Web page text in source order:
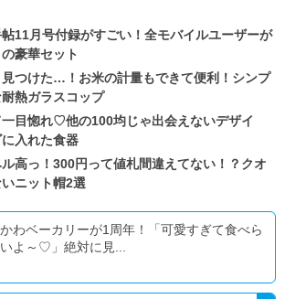
11月号付録がすごい！全モバイルユーザーが
豪華セット
つけた…！お米の計量もできて便利！シンプ
熱ガラスコップ
目惚れ♡他の100均じゃ出会えないデザイ
入れた食器
高っ！300円って値札間違えてない！？クオ
ニット帽2選
わベーカリーが1周年！「可愛すぎて食べら
よ～♡」絶対に見...